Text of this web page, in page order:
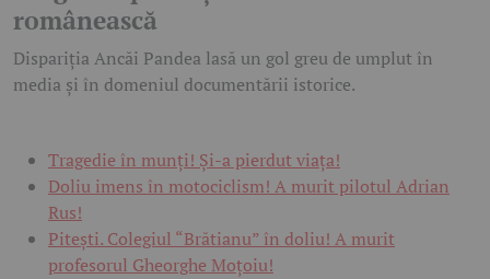
românească
Dispariția Ancăi Pandea lasă un gol greu de umplut în
media și în domeniul documentării istorice.
Tragedie în munți! Și-a pierdut viața!
Doliu imens în motociclism! A murit pilotul Adrian
Rus!
Pitești. Colegiul “Brătianu” în doliu! A murit
profesorul Gheorghe Moțoiu!